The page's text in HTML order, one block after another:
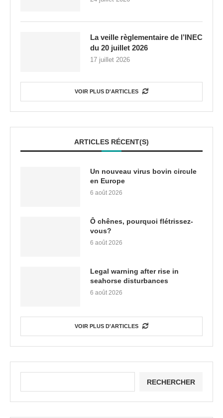
La veille règlementaire de l’INEC
du 20 juillet 2026
17 juillet 2026
VOIR PLUS D'ARTICLES
ARTICLES RÉCENT(S)
Un nouveau virus bovin circule
en Europe
6 août 2026
Ô chênes, pourquoi flétrissez-
vous?
6 août 2026
Legal warning after rise in
seahorse disturbances
6 août 2026
VOIR PLUS D'ARTICLES
RECHERCHER